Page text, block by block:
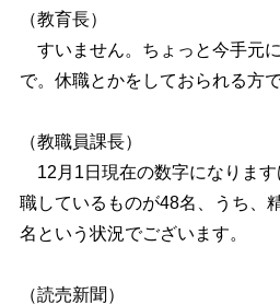
（教育長）
すいません。ちょっと今手元
で。休職とかをしておられる方で
（教職員課長）
12月1日現在の数字になりま
職しているものが48名、うち、
名という状況でございます。
（読売新聞）